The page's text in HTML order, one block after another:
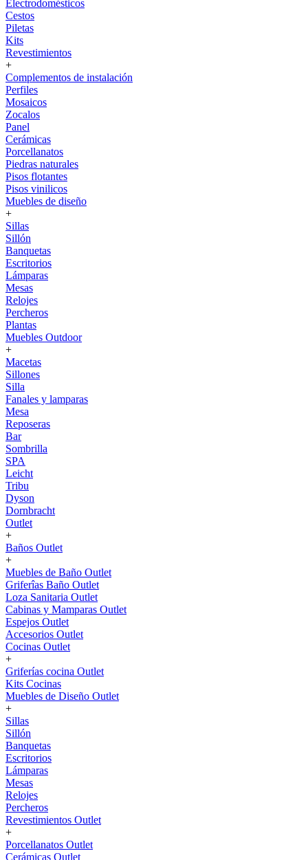
Electrodomésticos
Cestos
Piletas
Kits
Revestimientos
+
Complementos de instalación
Perfiles
Mosaicos
Zocalos
Panel
Cerámicas
Porcellanatos
Piedras naturales
Pisos flotantes
Pisos vinilicos
Muebles de diseño
+
Sillas
Sillón
Banquetas
Escritorios
Lámparas
Mesas
Relojes
Percheros
Plantas
Muebles Outdoor
+
Macetas
Sillones
Silla
Fanales y lamparas
Mesa
Reposeras
Bar
Sombrilla
SPA
Leicht
Tribu
Dyson
Dornbracht
Outlet
+
Baños Outlet
+
Muebles de Baño Outlet
Griferîas Baño Outlet
Loza Sanitaria Outlet
Cabinas y Mamparas Outlet
Espejos Outlet
Accesorios Outlet
Cocinas Outlet
+
Griferías cocina Outlet
Kits Cocinas
Muebles de Diseño Outlet
+
Sillas
Sillón
Banquetas
Escritorios
Lámparas
Mesas
Relojes
Percheros
Revestimientos Outlet
+
Porcellanatos Outlet
Cerámicas Outlet